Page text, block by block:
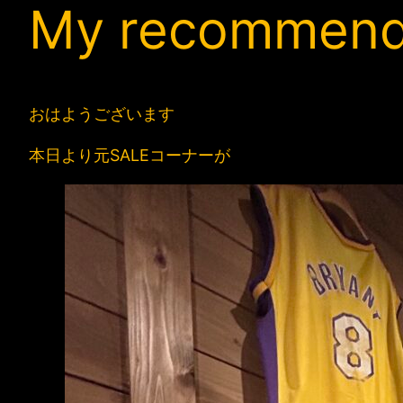
My
おはようございます
本日より元SALEコーナーが